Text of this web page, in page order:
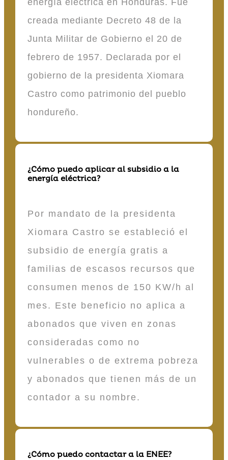
creada mediante Decreto 48 de la
Junta Militar de Gobierno el 20 de
febrero de 1957. Declarada por el
gobierno de la presidenta Xiomara
Castro como patrimonio del pueblo
hondureño.
¿Cómo puedo aplicar al subsidio a la
energía eléctrica?
Por mandato de la presidenta
Xiomara Castro se estableció el
subsidio de energía gratis a
familias de escasos recursos que
consumen menos de 150 KW/h al
mes. Este beneficio no aplica a
abonados que viven en zonas
consideradas como no
vulnerables o de extrema pobreza
y abonados que tienen más de un
contador a su nombre.
¿Cómo puedo contactar a la ENEE?